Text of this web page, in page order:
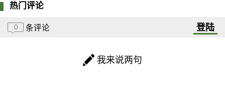
热门评论
0 条评论 登陆
我来说两句